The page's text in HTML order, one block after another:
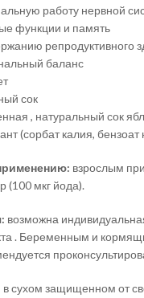
работу нервной
функции и память
репродуктивного
баланс
сок
, натуральный сок
(сорбат калия, бензоат
взрослым
(100 мкг йода).
возможна
. Беременным и
в сухом защищенном от